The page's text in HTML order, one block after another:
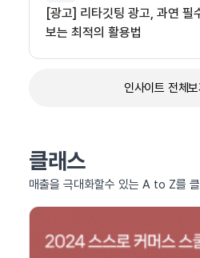
[광고] 리타깃팅 광고, 과연 필
보는 최적의 활용법
인사이트 전체보
클래스
매출을 극대화할수 있는 A to Z를